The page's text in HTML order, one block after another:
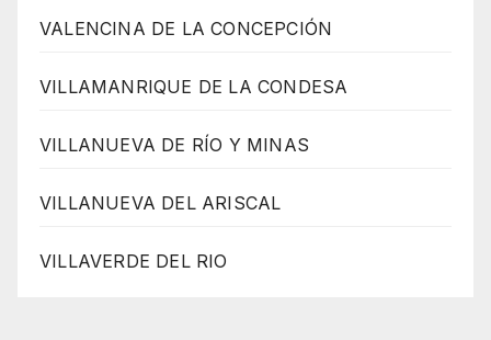
VALENCINA DE LA CONCEPCIÓN
VILLAMANRIQUE DE LA CONDESA
VILLANUEVA DE RÍO Y MINAS
VILLANUEVA DEL ARISCAL
VILLAVERDE DEL RIO